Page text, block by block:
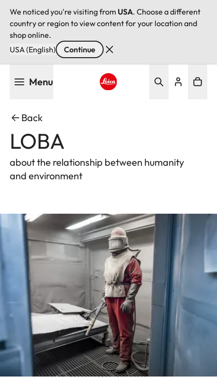
We noticed you're visiting from USA. Choose a different
country or region to view content for your location and
shop online.
USA (English)
Continue
Menu
Back
LOBA
about the relationship between humanity
and environment